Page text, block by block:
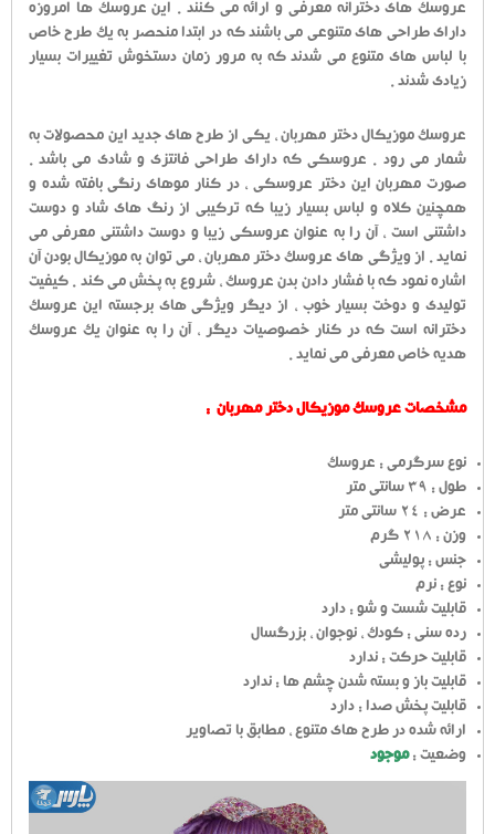
عروسک های دخترانه معرفی و ارائه می کنند . این عروسک ها امروزه
دارای طراحی های متنوعی می باشند که در ابتدا منحصر به یک طرح خاص
با لباس های متنوع می شدند که به مرور زمان دستخوش تغییرات بسیار
زیادی شدند .
عروسک موزیکال دختر مهربان ، یکی از طرح های جدید این محصولات به
شمار می رود . عروسکی که دارای طراحی فانتزی و شادی می باشد .
صورت مهربان این دختر عروسکی ، در کنار موهای رنگی بافته شده و
همچنین کلاه و لباس بسیار زیبا که ترکیبی از رنگ های شاد و دوست
داشتنی است ، آن را به عنوان عروسکی زیبا و دوست داشتنی معرفی می
نماید . از ویژگی های عروسک دختر مهربان ، می توان به موزیکال بودن آن
اشاره نمود که با فشار دادن بدن عروسک ، شروع به پخش می کند . کیفیت
تولیدی و دوخت بسیار خوب ، از دیگر ویژگی های برجسته این عروسک
دخترانه است که در کنار خصوصیات دیگر ، آن را به عنوان یک عروسک
هدیه خاص معرفی می نماید .
مشخصات عروسک موزیکال دختر مهربان :
نوع سرگرمی : عروسک
طول : 39 سانتی متر
عرض : 24 سانتی متر
وزن : 218 گرم
جنس : پولیشی
نوع : نرم
قابلیت شست و شو : دارد
رده سنی : کودک ، نوجوان ، بزرگسال
قابلیت حرکت : ندارد
قابلیت باز و بسته شدن چشم ها : ندارد
قابلیت پخش صدا : دارد
ارائه شده در طرح های متنوع ، مطابق با تصاویر
وضعیت :موجود